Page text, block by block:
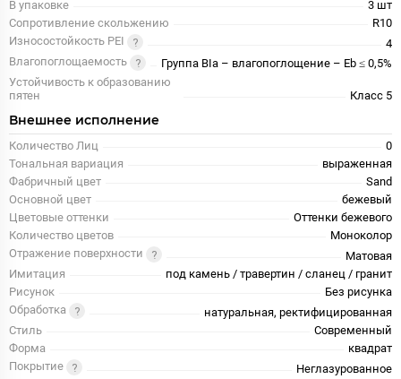
В упаковке
3 шт
Сопротивление скольжению
R10
Износостойкость PEI
4
Влагопоглощаемость
Группа BIa – влагопоглощение – Eb ≤ 0,5%
Устойчивость к образованию
пятен
Класс 5
Внешнее исполнение
Количество Лиц
0
Тональная вариация
выраженная
Фабричный цвет
Sand
Основной цвет
бежевый
Цветовые оттенки
Оттенки бежевого
Количество цветов
Моноколор
Отражение поверхности
Матовая
Имитация
под камень / травертин / сланец / гранит
Рисунок
Без рисунка
Обработка
натуральная, ректифицированная
Стиль
Современный
Форма
квадрат
Покрытие
Неглазурованное